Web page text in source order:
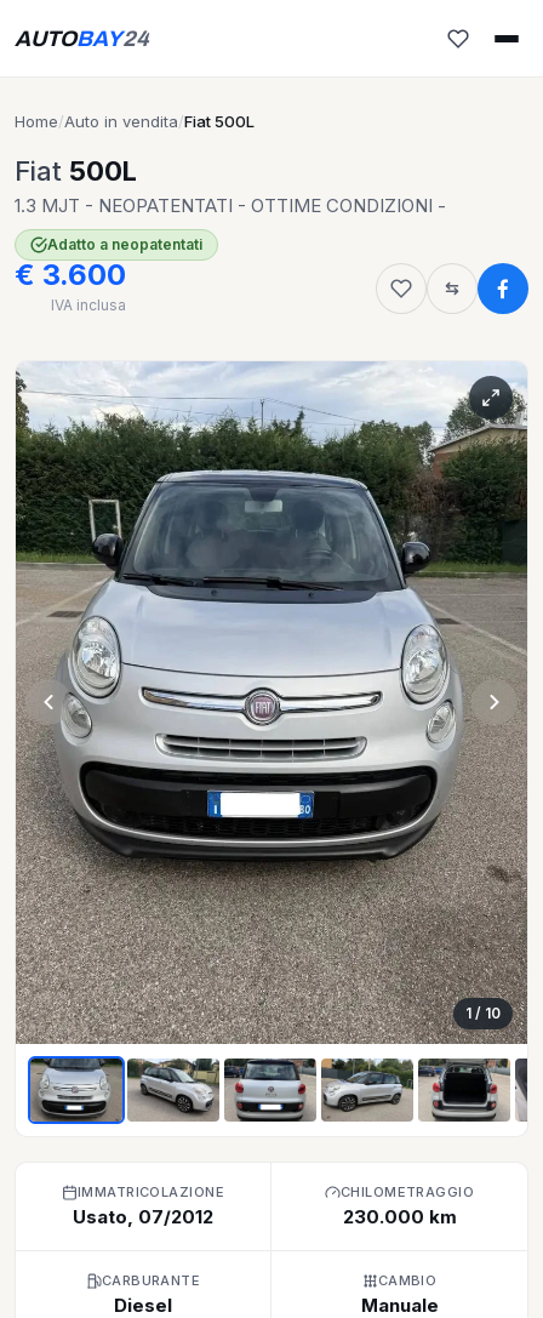
AUTOBAY24
Home/Auto in vendita/Fiat 500L
Fiat 500L
1.3 MJT - NEOPATENTATI - OTTIME CONDIZIONI -
Adatto a neopatentati
€ 3.600
IVA inclusa
1 / 10
IMMATRICOLAZIONE
Usato, 07/2012
CHILOMETRAGGIO
230.000 km
CARBURANTE
Diesel
CAMBIO
Manuale